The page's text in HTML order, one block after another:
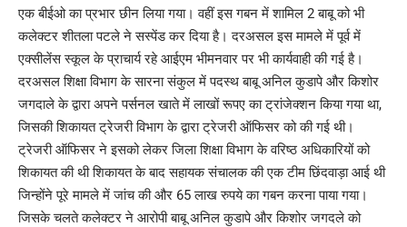
एक बीईओ का प्रभार छीन लिया गया। वहीं इस गबन में शामिल 2 बाबू को भी
कलेक्टर शीतला पटले ने सस्पेंड कर दिया है। दरअसल इस मामले में पूर्व में
एक्सीलेंस स्कूल के प्राचार्य रहे आईएम भीमनवार पर भी कार्यवाही की गई है।
दरअसल शिक्षा विभाग के सारना संकुल में पदस्थ बाबू अनिल कुडापे और किशोर
जगदाले के द्वारा अपने पर्सनल खाते में लाखों रूपए का ट्रांजेक्शन किया गया था,
जिसकी शिकायत ट्रेजरी विभाग के द्वारा ट्रेजरी ऑफिसर को की गई थी।
ट्रेजरी ऑफिसर ने इसको लेकर जिला शिक्षा विभाग के वरिष्ठ अधिकारियों को
शिकायत की थी शिकायत के बाद सहायक संचालक की एक टीम छिंदवाड़ा आई थी
जिन्होंने पूरे मामले में जांच की और 65 लाख रुपये का गबन करना पाया गया।
जिसके चलते कलेक्टर ने आरोपी बाबू अनिल कुडापे और किशोर जगदले को